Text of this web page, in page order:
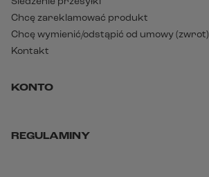
Chcę zareklamować produkt
Chcę wymienić/odstąpić od umowy (zwrot)
Kontakt
KONTO
REGULAMINY